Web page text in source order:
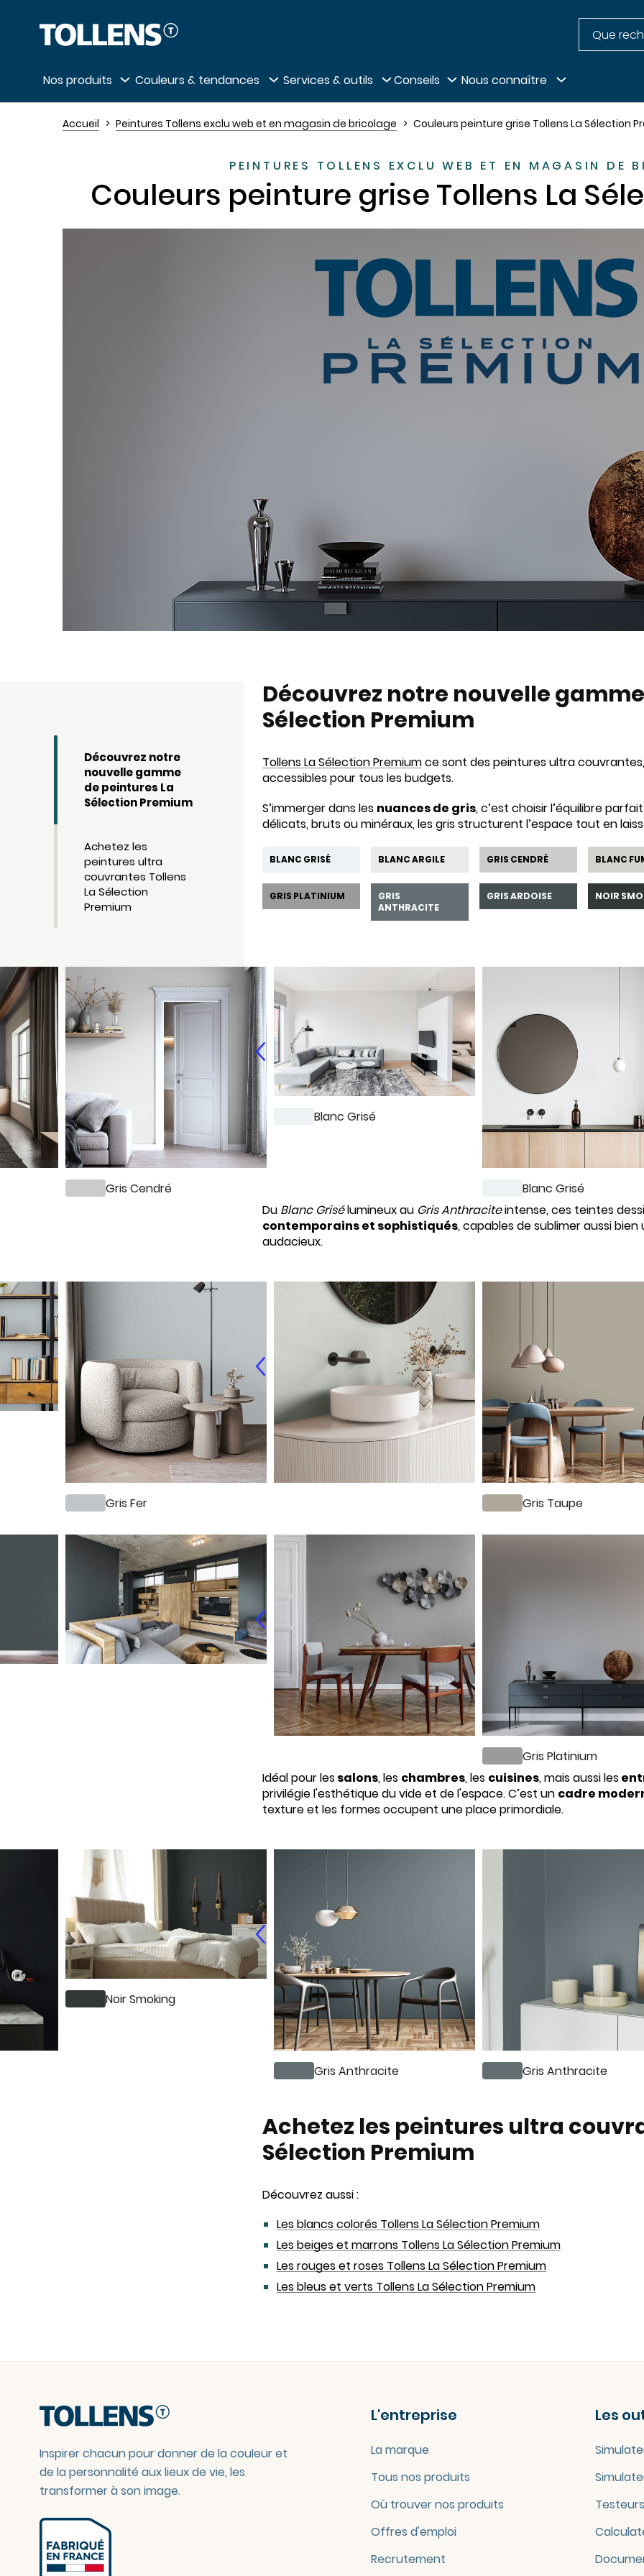
Passer la liste des magasins et aller au pied de page
Nos produits Couleurs & tendances Services & outils Conseils Nous connaître
Accueil Peintures Tollens exclu web et en magasin de bricolage Couleurs peinture grise Tollens La Sélection
PEINTURES TOLLENS EXCLU WEB ET EN MAGASIN DE
Couleurs peinture grise Tollens La
Découvrez notre
nouvelle gamme
de peintures La
Sélection Premium
Achetez les
peintures ultra
couvrantes Tollens
La Sélection
Premium
Découvrez notre nouvelle
Sélection Premium
Tollens La Sélection Premiumce sont des peintures ultra
accessibles pour tous les budgets.
S’immerger dans les nuances de gris, c’est choisir l’équilibre
délicats, bruts ou minéraux, les gris structurent l’espace tout en
BLANC GRISÉ BLANC ARGILE GRIS CENDRÉ BLANC
GRIS PLATINIUM
GRIS
ANTHRACITE
GRIS ARDOISE NOIR
Gris Cendré
Blanc Grisé
Blanc Grisé
Du Blanc Grisélumineux au Gris Anthraciteintense, ces teintes
contemporains et sophistiqués, capables de sublimer aussi
audacieux.
Gris Fer Gris Taupe
Gris Platinium
Idéal pour lessalons, les chambres, les cuisines, mais aussi les
privilégie l'esthétique du vide et de l'espace. C’est un cadre
texture et les formes occupent une place primordiale.
Noir Smoking
Gris Anthracite Gris Anthracite
Achetez les peintures ultra
Sélection Premium
Découvrez aussi :
Les blancs colorés Tollens La Sélection Premium
Les beiges et marrons Tollens La Sélection Premium
Les rouges et roses Tollens La Sélection Premium
Les bleus et verts Tollens La Sélection Premium
Inspirer chacun pour donner de la couleur et
de la personnalité aux lieux de vie, les
transformer à son image.
L'entreprise
La marque
Tous nos produits
Où trouver nos produits
Offres d'emploi
Recrutement
Les